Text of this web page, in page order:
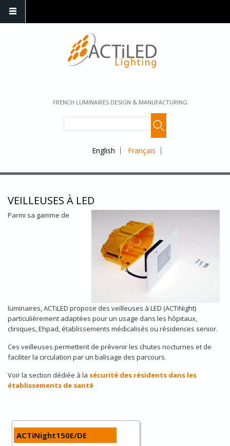
FRENCH LUMINAIRES DESIGN & MANUFACTURING
English Français
VEILLEUSES À LED
Parmi sa gamme de
luminaires, ACTiLED propose des veilleuses à LED (ACTiNight)
particulièrement adaptées pour un usage dans les hôpitaux,
cliniques, Ehpad, établissements médicalisés ou résidences senior.
Ces veilleuses permettent de prévenir les chutes nocturnes et de
faciliter la circulation par un balisage des parcours.
Voir la section dédiée à la sécurité des résidents dans les
établissements de santé
ACTiNight150E/DE